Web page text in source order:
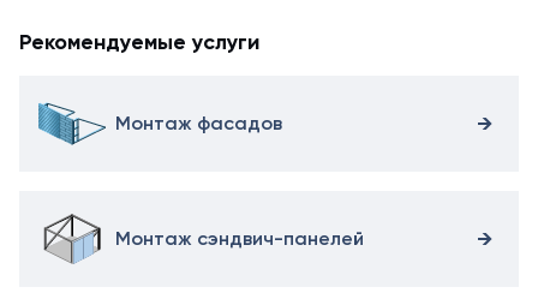
Рекомендуемые услуги
Монтаж фасадов
Монтаж сэндвич-панелей